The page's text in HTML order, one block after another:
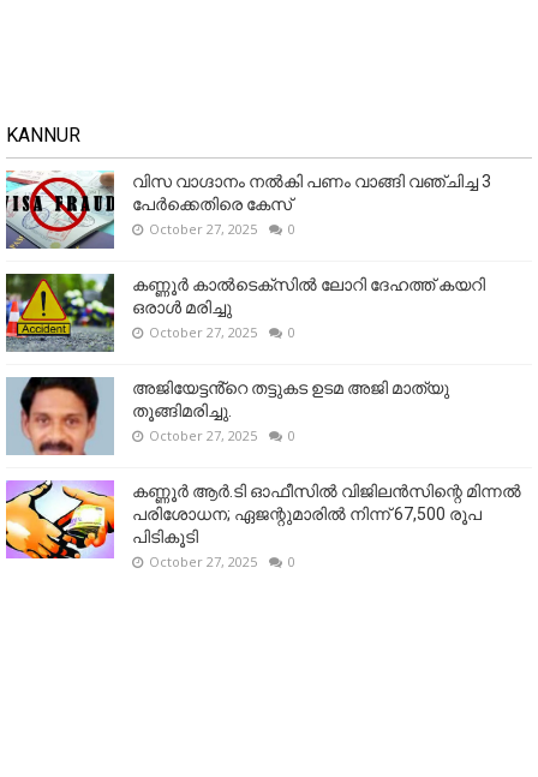
KANNUR
വിസ വാഗ്ദാനം നൽകി പണം വാങ്ങി വഞ്ചിച്ച 3
പേർക്കെതിരെ കേസ്
October 27, 2025 0
കണ്ണൂര്‍ കാല്‍ടെക്‌സില്‍ ലോറി ദേഹത്ത് കയറി
ഒരാള്‍ മരിച്ചു
October 27, 2025 0
അജിയേട്ടൻ്റെ തട്ടുകട ഉടമ അജി മാത്യു
തൂങ്ങിമരിച്ചു.
October 27, 2025 0
കണ്ണൂര്‍ ആര്‍.ടി ഓഫീസില്‍ വിജിലൻസിന്റെ മിന്നല്‍
പരിശോധന; ഏജന്റുമാരില്‍ നിന്ന് 67,500 രൂപ
പിടികൂടി
October 27, 2025 0